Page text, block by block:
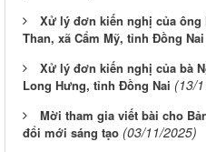
Xử lý đơn kiến nghị của ông
Than, xã Cẩm Mỹ, tỉnh Đồng Nai
Xử lý đơn kiến nghị của bà
Long Hưng, tỉnh Đồng Nai (13/
Mời tham gia viết bài cho
đổi mới sáng tạo (03/11/2025)